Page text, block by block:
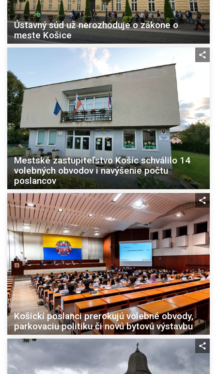
Ústavný súd už nerozhoduje o zákone o
meste Košice
Mestské zastupiteľstvo Košíc schválilo 14
volebných obvodov i navýšenie počtu
poslancov
Košickí poslanci prerokujú volebné obvody,
parkovaciu politiku či novú bytovú výstavbu